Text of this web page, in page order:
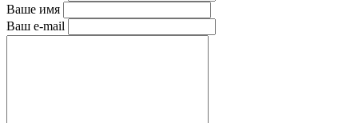
Ваше имя
Ваш e-mail